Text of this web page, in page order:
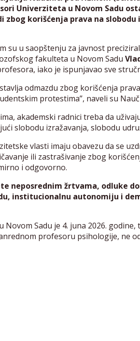
Univerziteta u Novom Sadu
zbog korišćenja prava na
su u saopštenju za javnost
fakulteta u Novom Sadu
iako je ispunjavao sve
odmazdu zbog korišćenja
protestima”, naveli su
akademski radnici treba da
slobodu izražavanja, slobodu
vlasti imaju obavezu da se
ili zastrašivanje zbog
i odgovorno.
neposrednim žrtvama, odluke
institucionalnu autonomiju i
Novom Sadu je 4. juna 2026.
profesoru psihologije, ne